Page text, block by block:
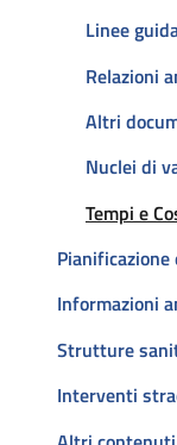
Linee
Relazioni
Altri
Nuclei di
Tempi e
Informazioni
Strutture
Interventi